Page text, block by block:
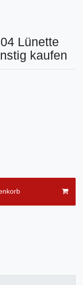
Lünette
kaufen